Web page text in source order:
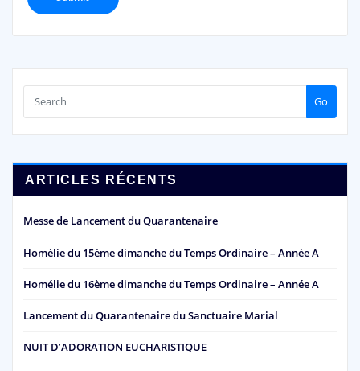
Go
ARTICLES RÉCENTS
Messe de Lancement du Quarantenaire
Homélie du 15ème dimanche du Temps Ordinaire – Année A
Homélie du 16ème dimanche du Temps Ordinaire – Année A
Lancement du Quarantenaire du Sanctuaire Marial
NUIT D’ADORATION EUCHARISTIQUE